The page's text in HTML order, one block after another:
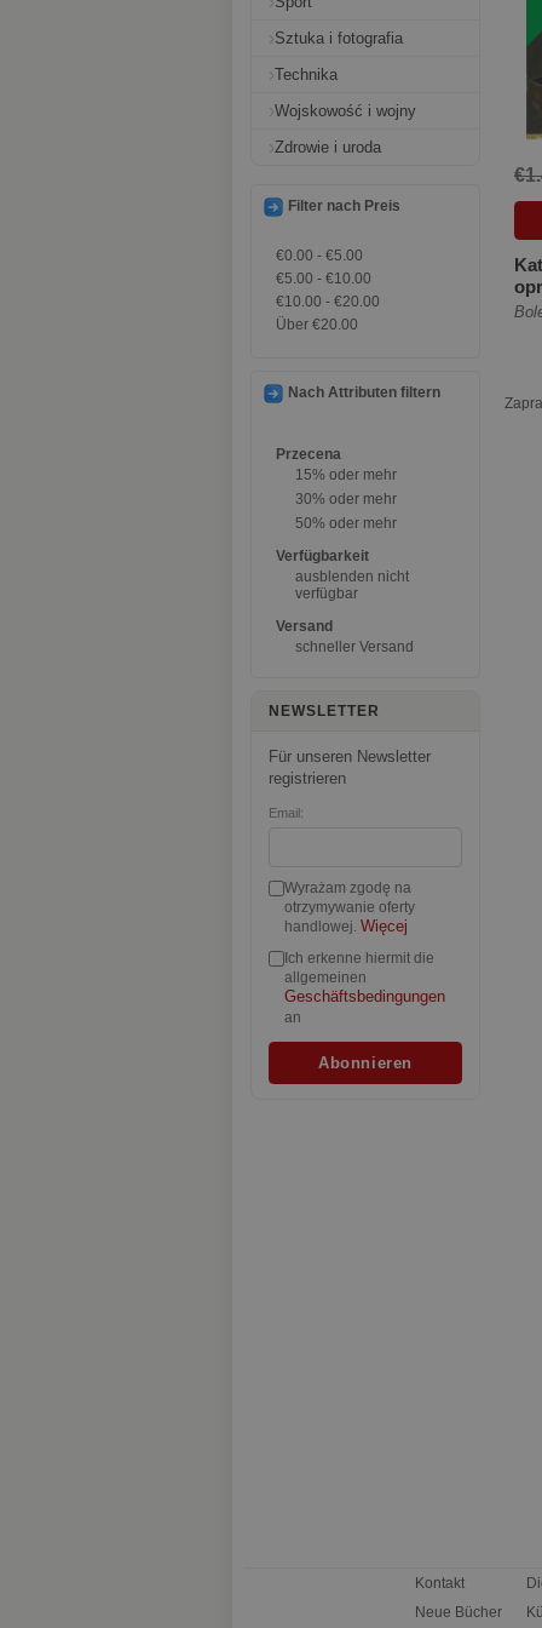
Sztuka i fotografia
Technika
Wojskowość i wojny
Zdrowie i uroda
Filter nach Preis
€0.00 - €5.00
€5.00 - €10.00
€10.00 - €20.00
Über €20.00
Nach Attributen filtern
Przecena
15% oder mehr
30% oder mehr
50% oder mehr
Verfügbarkeit
ausblenden nicht
verfügbar
Versand
schneller Versand
NEWSLETTER
Für unseren Newsletter
registrieren
Email:
Wyrażam zgodę na
otrzymywanie oferty
handlowej. Więcej
Ich erkenne hiermit die
allgemeinen
Geschäftsbedingungen
an
Kontakt
Neue Bücher